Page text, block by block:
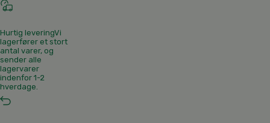
Hurtig leveringVi
lagerfører et stort
antal varer, og
sender alle
lagervarer
indenfor 1-2
hverdage.